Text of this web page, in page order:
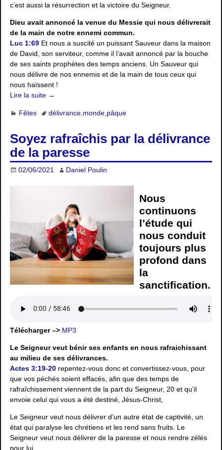
c’est aussi la résurrection et la victoire du Seigneur.
Dieu avait annoncé la venue du Messie qui nous délivrerait
de la main de notre ennemi commun.
Luc 1:69 Et nous a suscité un puissant Sauveur dans la maison
de David, son serviteur, comme il l’avait annoncé par la bouche
de ses saints prophètes des temps anciens. Un Sauveur qui
nous délivre de nos ennemis et de la main de tous ceux qui
nous haïssent !
Lire la suite →
Fêtes délivrance, monde, pâque
Soyez rafraîchis par la délivrance
de la paresse
02/06/2021 Daniel Poulin
Nous
continuons
l’étude qui
nous conduit
toujours plus
profond dans
la
sanctification.
Télécharger –> MP3
Le Seigneur veut bénir ses enfants en nous rafraichissant
au milieu de ses délivrances.
Actes 3:19-20 repentez-vous donc et convertissez-vous, pour
que vos péchés soient effacés, afin que des temps de
rafraîchissement viennent de la part du Seigneur, 20 et qu’il
envoie celui qui vous a été destiné, Jésus-Christ,
Le Seigneur veut nous délivrer d’un autre état de captivité, un
état qui paralyse les chrétiens et les rend sans fruits. Le
Seigneur veut nous délivrer de la paresse et nous rendre zélés
pour lui.